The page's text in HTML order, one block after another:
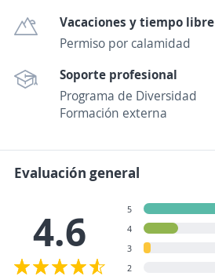
Vacaciones y tiempo libre
Permiso por calamidad
Soporte profesional
Programa de Diversidad
Formación externa
Evaluación general
4.6 5
4
3
2